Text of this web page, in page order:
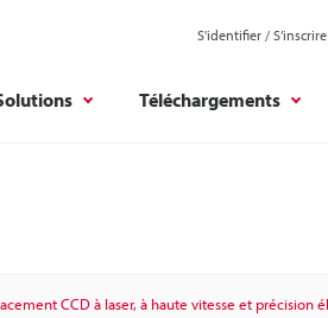
S'identifier / S’inscrire
Téléchargements
CCD à laser, à haute vitesse et précision